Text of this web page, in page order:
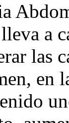
a
las
en